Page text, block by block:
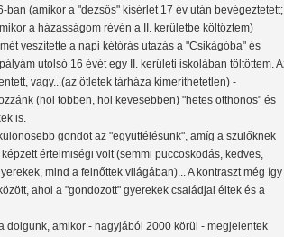
ban (amikor a "dezsős" kísérlet 17 év után bevégeztetett;
a házasságom révén a II. kerületbe költöztem)
veszítette a napi kétórás utazás a "Csikágóba" és
utolsó 16 évét egy II. kerületi iskolában töltöttem.
vagy...(az ötletek tárháza kimeríthetetlen) -
(hol többen, hol kevesebben) "hetes otthonos" és
is.
gondot az "együttélésünk", amíg a szülőknek
értelmiségi volt (semmi puccoskodás, kedves,
mind a felnőttek világában)... A kontraszt még így
ahol a "gondozott" gyerekek családjai éltek és a
dolgunk, amikor - nagyjából 2000 körül - megjelentek